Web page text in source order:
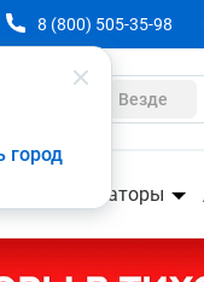
город
8 (800) 505-35-98
Везде
Генераторы